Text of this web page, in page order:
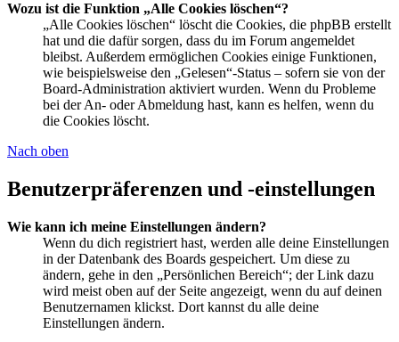
Wozu ist die Funktion „Alle Cookies löschen“?
„Alle Cookies löschen“ löscht die Cookies, die phpBB erstellt
hat und die dafür sorgen, dass du im Forum angemeldet
bleibst. Außerdem ermöglichen Cookies einige Funktionen,
wie beispielsweise den „Gelesen“-Status – sofern sie von der
Board-Administration aktiviert wurden. Wenn du Probleme
bei der An- oder Abmeldung hast, kann es helfen, wenn du
die Cookies löscht.
Nach oben
Benutzerpräferenzen und -einstellungen
Wie kann ich meine Einstellungen ändern?
Wenn du dich registriert hast, werden alle deine Einstellungen
in der Datenbank des Boards gespeichert. Um diese zu
ändern, gehe in den „Persönlichen Bereich“; der Link dazu
wird meist oben auf der Seite angezeigt, wenn du auf deinen
Benutzernamen klickst. Dort kannst du alle deine
Einstellungen ändern.